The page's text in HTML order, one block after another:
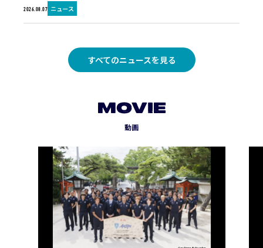
2026.08.07 ニュース
すべてのニュースを見る
MOVIE
動画